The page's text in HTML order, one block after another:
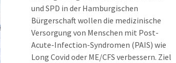
und SPD in der Hamburgischen
Bürgerschaft wollen die medizinische
Versorgung von Menschen mit Post-
Acute-Infection-Syndromen (PAIS) wie
Long Covid oder ME/CFS verbessern. Ziel